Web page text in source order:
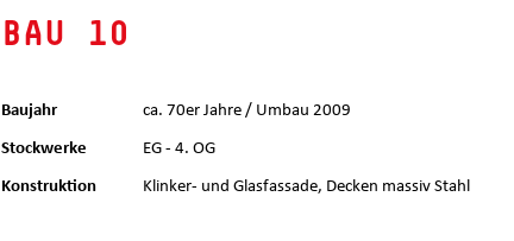
BAU 10
Baujahr ca. 70er Jahre / Umbau 2009
Stockwerke EG - 4. OG
Konstruktion Klinker- und Glasfassade, Decken massiv Stahl